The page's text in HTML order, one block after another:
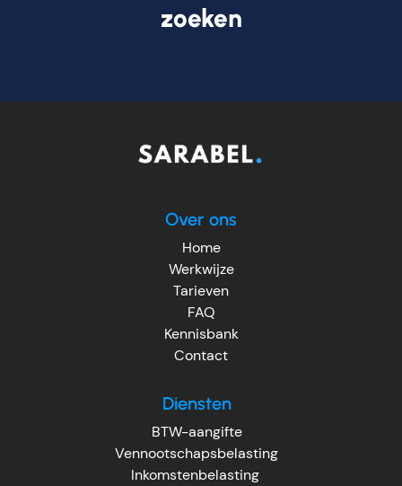
zoeken
Over ons
Home
Werkwijze
Tarieven
FAQ
Kennisbank
Contact
Diensten
BTW-aangifte
Vennootschapsbelasting
Inkomstenbelasting